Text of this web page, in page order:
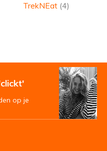
TrekNEat (4)
op je